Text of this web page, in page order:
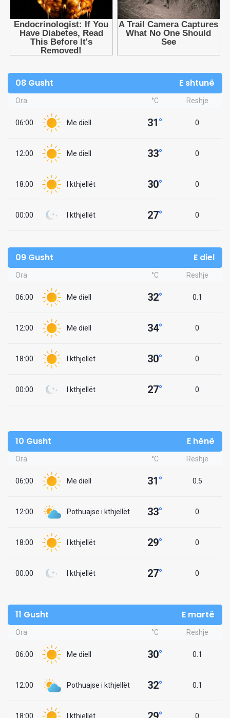
08 Gusht E shtunë
Ora °C Reshje
06:00 Me diell 31° 0
12:00 Me diell 33° 0
18:00 I kthjellët 30° 0
00:00 I kthjellët 27° 0
09 Gusht E diel
Ora °C Reshje
06:00 Me diell 32° 0.1
12:00 Me diell 34° 0
18:00 I kthjellët 30° 0
00:00 I kthjellët 27° 0
10 Gusht E hënë
Ora °C Reshje
06:00 Me diell 31° 0.5
12:00 Pothuajse i kthjellët 33° 0
18:00 I kthjellët 29° 0
00:00 I kthjellët 27° 0
11 Gusht E martë
Ora °C Reshje
06:00 Me diell 30° 0.1
12:00 Pothuajse i kthjellët 32° 0.1
18:00 I kthjellët 0